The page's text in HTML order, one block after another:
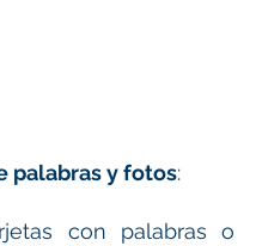
palabras y fotos:
con palabras o